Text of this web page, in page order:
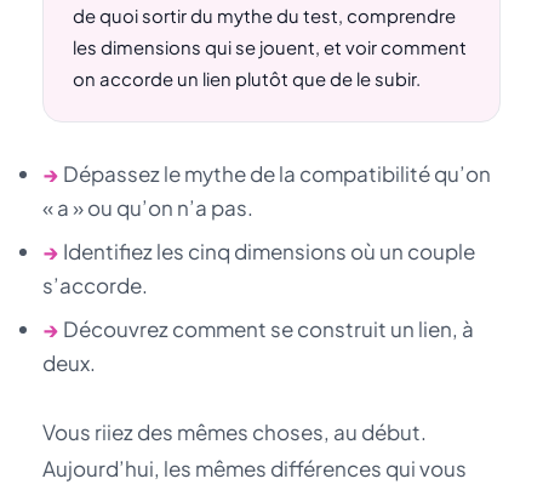
de quoi sortir du mythe du test, comprendre
les dimensions qui se jouent, et voir comment
on accorde un lien plutôt que de le subir.
→ Dépassez le mythe de la compatibilité qu’on
« a » ou qu’on n’a pas.
→ Identifiez les cinq dimensions où un couple
s’accorde.
→ Découvrez comment se construit un lien, à
deux.
Vous riiez des mêmes choses, au début.
Aujourd’hui, les mêmes différences qui vous